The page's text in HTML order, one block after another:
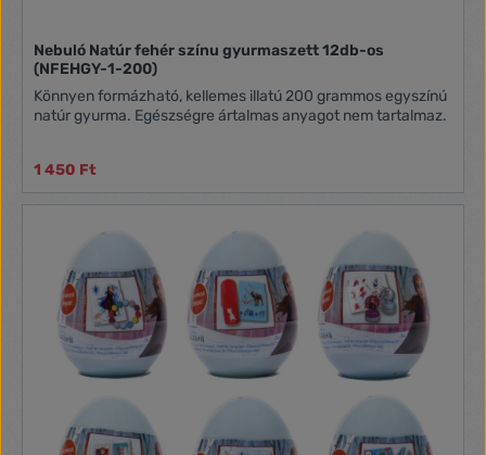
Nebuló Natúr fehér színu gyurmaszett 12db-os
(NFEHGY-1-200)
Könnyen formázható, kellemes illatú 200 grammos egyszínú
natúr gyurma. Egészségre ártalmas anyagot nem tartalmaz.
1 450 Ft